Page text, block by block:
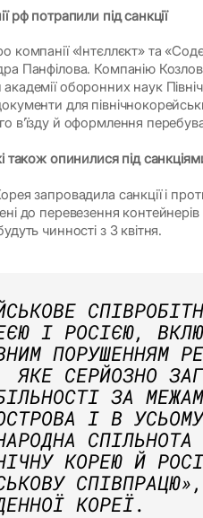
рф потрапили під санкції
компанії «Інтєллєкт» та
Панфілова. Компанію
оборонних наук
для
в’їзду й оформлення
також опинилися під
запровадила санкції і
до перевезення
чинності з 3 квітня.
І РОСІЄЮ,
ПОРУШЕННЯМ
ЯКЕ СЕРЙОЗНО
ЗА
І В
КОРЕЮ Й
СПІВПРАЦЮ»
КОРЕЇ.